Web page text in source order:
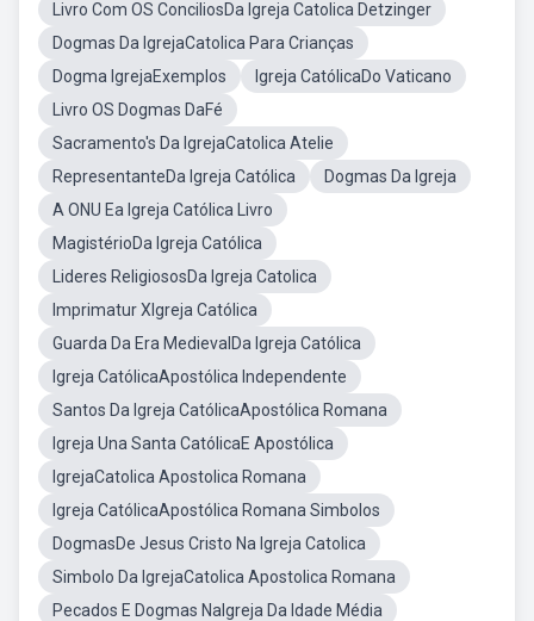
Livro Com OS ConciliosDa Igreja Catolica Detzinger
Dogmas Da IgrejaCatolica Para Crianças
Dogma IgrejaExemplos
Igreja CatólicaDo Vaticano
Livro OS Dogmas DaFé
Sacramento's Da IgrejaCatolica Atelie
RepresentanteDa Igreja Católica
Dogmas Da Igreja
A ONU Ea Igreja Católica Livro
MagistérioDa Igreja Católica
Lideres ReligiososDa Igreja Catolica
Imprimatur XIgreja Católica
Guarda Da Era MedievalDa Igreja Católica
Igreja CatólicaApostólica Independente
Santos Da Igreja CatólicaApostólica Romana
Igreja Una Santa CatólicaE Apostólica
IgrejaCatolica Apostolica Romana
Igreja CatólicaApostólica Romana Simbolos
DogmasDe Jesus Cristo Na Igreja Catolica
Simbolo Da IgrejaCatolica Apostolica Romana
Pecados E Dogmas NaIgreja Da Idade Média